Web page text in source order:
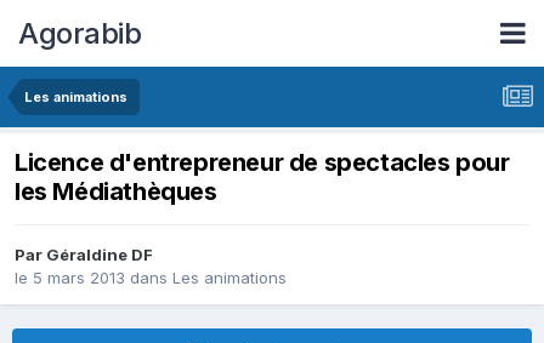
Agorabib
Les animations
Licence d'entrepreneur de spectacles pour
les Médiathèques
Par Géraldine DF
le 5 mars 2013 dans Les animations